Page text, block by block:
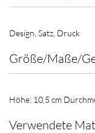
Design, Satz, Druck
Größe/Maße/
Höhe: 10,5 cm
Verwendete